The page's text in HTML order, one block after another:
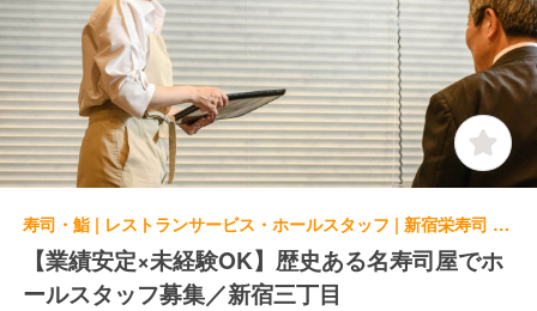
寿司・鮨 | レストランサービス・ホールスタッフ | 新宿栄寿司 本店
【業績安定×未経験OK】歴史ある名寿司屋でホ
ールスタッフ募集／新宿三丁目